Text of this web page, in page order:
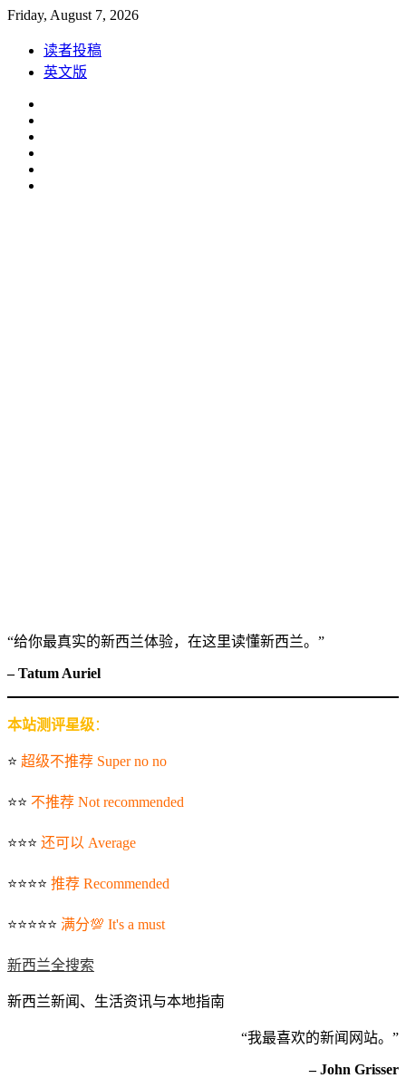
Skip
content
Friday, August 7, 2026
读者投稿
英文版
“给你最真实的新西兰体验，在这里读懂新西兰。”
– Tatum Auriel
本站测评星级：
⭐️ 超级不推荐 Super no no
⭐️⭐️ 不推荐 Not recommended
⭐️⭐️⭐️ 还可以 Average
⭐️⭐️⭐️⭐️ 推荐 Recommended
⭐️⭐️⭐️⭐️⭐️ 满分💯 It's a must
新西兰全搜索
新西兰新闻、生活资讯与本地指南
“我最喜欢的新闻网站。”
– John Grisser